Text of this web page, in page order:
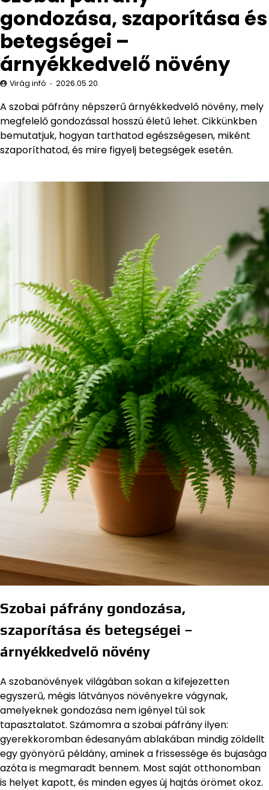
gondozása, szaporítása és
betegségei –
árnyékkedvelő növény
Virág infó 2026.05.20.
A szobai páfrány népszerű árnyékkedvelő növény, mely
megfelelő gondozással hosszú életű lehet. Cikkünkben
bemutatjuk, hogyan tarthatod egészségesen, miként
szaporíthatod, és mire figyelj betegségek esetén.
Szobai páfrány gondozása,
szaporítása és betegségei –
árnyékkedvelő növény
A szobanövények világában sokan a kifejezetten
egyszerű, mégis látványos növényekre vágynak,
amelyeknek gondozása nem igényel túl sok
tapasztalatot. Számomra a szobai páfrány ilyen:
gyerekkoromban édesanyám ablakában mindig zöldellt
egy gyönyörű példány, aminek a frissessége és bujasága
azóta is megmaradt bennem. Most saját otthonomban
is helyet kapott, és minden egyes új hajtás örömet okoz.